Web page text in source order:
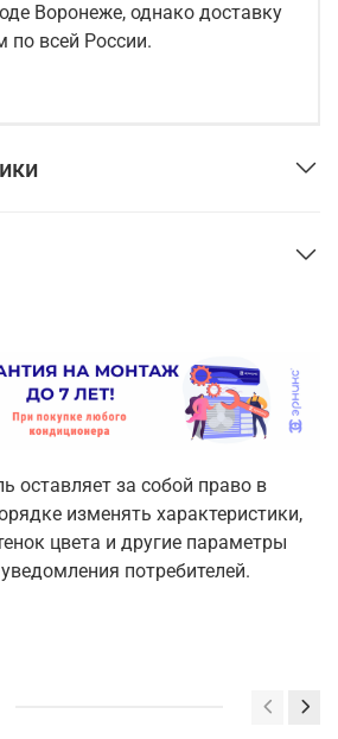
Воронеже, однако доставку
всей России.
оставляет за собой право в
изменять характеристики,
цвета и другие параметры
потребителей.